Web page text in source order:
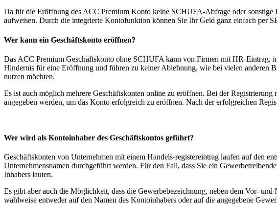
Da für die Eröffnung des ACC Premium Konto keine SCHUFA-Abfrage oder
aufweisen. Durch die integrierte Kontofunktion können Sie Ihr Geld ganz einfach per
Wer kann ein Geschäftskonto eröffnen?
Das ACC Premium Geschäftskonto ohne SCHUFA kann von Firmen mit HR-Eintrag,
Hindernis für eine Eröffnung und führen zu keiner Ablehnung, wie bei vielen anderen
nutzen möchten.
Es ist auch möglich mehrere Geschäftskonten online zu eröffnen. Bei der
angegeben werden, um das Konto erfolgreich zu eröffnen. Nach der erfolgreichen
Wer wird als Kontoinhaber des Geschäftskontos geführt?
Geschäftskonten von Unternehmen mit einem Handels-registereintrag laufen auf den
Unternehmensnamen durchgeführt werden. Für den Fall, dass Sie ein
Inhabers lauten.
Es gibt aber auch die Möglichkeit, dass die Gewerbebezeichnung, neben dem Vor-
wahlweise entweder auf den Namen des Kontoinhabers oder auf die angegebene